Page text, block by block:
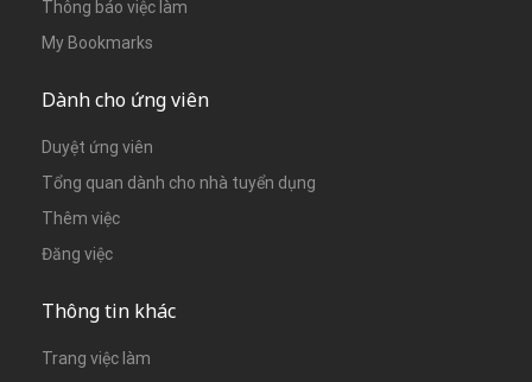
Thông báo việc làm
My Bookmarks
Dành cho ứng viên
Duyệt ứng viên
Tổng quan dành cho nhà tuyển dụng
Thêm việc
Đăng việc
Thông tin khác
Trang việc làm